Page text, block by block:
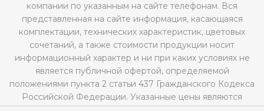
компании по указанным на сайте телефонам. Вся
представленная на сайте информация, касающаяся
комплектации, технических характеристик, цветовых
сочетаний, а также стоимости продукции носит
информационный характер и ни при каких условиях не
является публичной офертой, определяемой
положениями пункта 2 статьи 437 Гражданского Кодекса
Российской Федерации. Указанные цены являются